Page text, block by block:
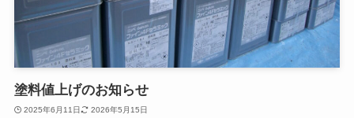
塗料値上げのお知らせ
2025年6月11日 2026年5月15日